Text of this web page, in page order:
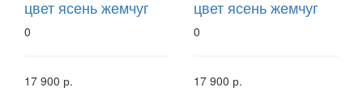
цвет ясень жемчуг
0
17 900 р.
цвет ясень жемчуг
0
17 900 р.